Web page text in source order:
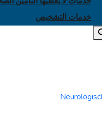
خدمات التشخيص